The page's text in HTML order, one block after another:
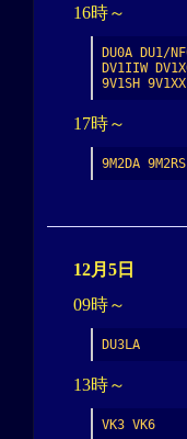
16時～
DU0A DU1/
DV1IIW
9V1SH 9V1XX
17時～
9M2DA
12月5日
09時～
DU3LA
13時～
VK3 VK6